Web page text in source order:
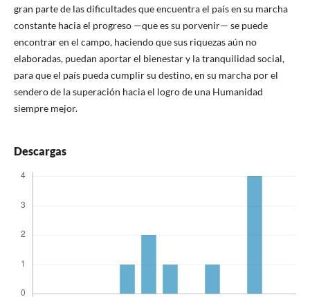
gran parte de las dificultades que encuentra el país en su marcha
constante hacia el progreso —que es su porvenir— se puede
encontrar en el campo, haciendo que sus riquezas aún no
elaboradas, puedan aportar el bienestar y la tranquilidad social,
para que el país pueda cumplir su destino, en su marcha por el
sendero de la superación hacia el logro de una Humanidad
siempre mejor.
Descargas